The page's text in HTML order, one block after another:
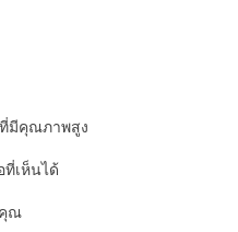
ที่มีคุณภาพสูง
เห็นได้
คุณ